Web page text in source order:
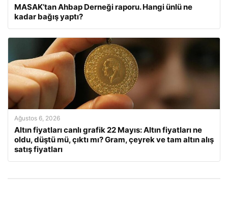
MASAK’tan Ahbap Derneği raporu. Hangi ünlü ne
kadar bağış yaptı?
Ağustos 6, 2026
Altın fiyatları canlı grafik 22 Mayıs: Altın fiyatları ne
oldu, düştü mü, çıktı mı? Gram, çeyrek ve tam altın alış
satış fiyatları